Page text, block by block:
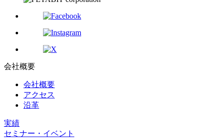
会社概要
会社概要
アクセス
沿革
実績
セミナー・イベント